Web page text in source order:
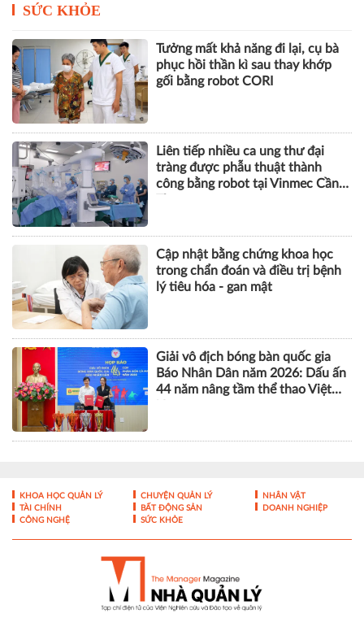
năm
SỨC KHỎE
Tưởng mất khả năng đi lại, cụ bà
phục hồi thần kì sau thay khớp
gối bằng robot CORI
Liên tiếp nhiều ca ung thư đại
tràng được phẫu thuật thành
công bằng robot tại Vinmec Cần
Cập nhật bằng chứng khoa học
trong chẩn đoán và điều trị bệnh
lý tiêu hóa - gan mật
44 năm nâng tầm thể thao Việt
Nam
KHOA HỌC QUẢN LÝ CHUYỆN QUẢN LÝ
NHÂN VẬT